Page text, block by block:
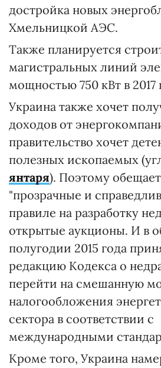
достройка новых
Хмельницкой АЭС.
Также планируется
магистральных линий
мощностью 750 кВт в 2017
Украина также хочет
доходов от
правительство хочет
полезных ископаемых
янтаря). Поэтому
"прозрачные и
правиле на разработку
открытые аукционы. И в
полугодии 2015 года
редакцию Кодекса о
перейти на смешанную
налогообложения
сектора в соответствии с
международными
Кроме того, Украина